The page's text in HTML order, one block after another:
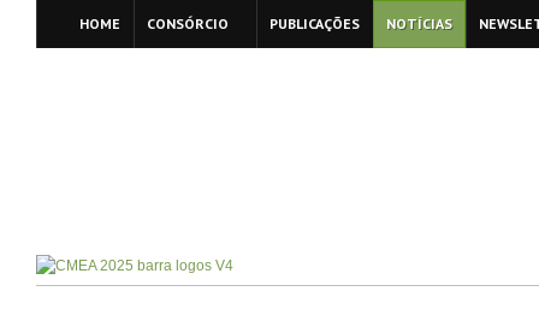
HOME CONSÓRCIO PUBLICAÇÕES NOTÍCIAS